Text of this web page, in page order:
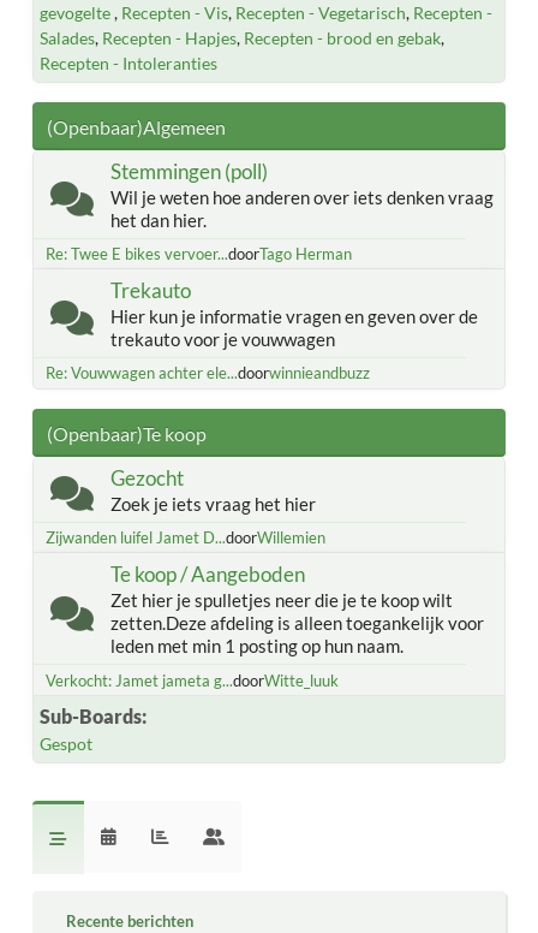
gevogelte Recepten - Vis Recepten - Vegetarisch Recepten -
Salades Recepten - Hapjes Recepten - brood en gebak
Recepten - Intoleranties
(Openbaar)Algemeen
Stemmingen (poll)
Wil je weten hoe anderen over iets denken vraag
het dan hier.
Re: Twee E bikes vervoer...doorTago Herman
Trekauto
Hier kun je informatie vragen en geven over de
trekauto voor je vouwwagen
Re: Vouwwagen achter ele...doorwinnieandbuzz
(Openbaar)Te koop
Gezocht
Zoek je iets vraag het hier
Zijwanden luifel Jamet D...doorWillemien
Te koop / Aangeboden
Zet hier je spulletjes neer die je te koop wilt
zetten.Deze afdeling is alleen toegankelijk voor
leden met min 1 posting op hun naam.
Verkocht: Jamet jameta g...doorWitte_luuk
Sub-Boards
Gespot
Recente berichten